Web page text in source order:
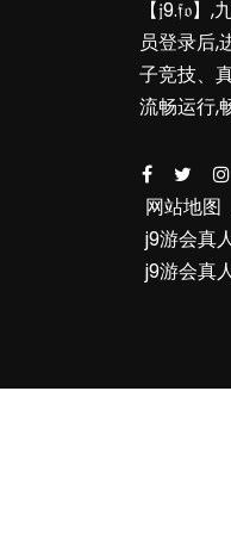
【𝔧9.𝔣𝔬
员登录后,
子竞技、
流畅运行,
网站地图
j9游会真
j9游会真